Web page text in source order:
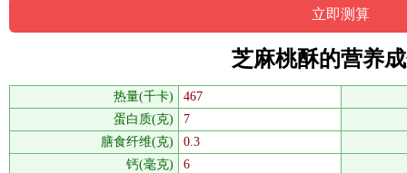
芝麻桃酥的营养
热量(千卡)
467
蛋白质(克)
7
膳食纤维(克)
0.3
钙(毫克)
6